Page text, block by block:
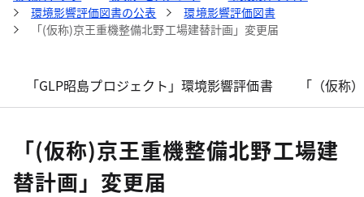
環境影響評価図書の公表
環境影響評価図書
「(仮称)京王重機整備北野工場建替計画」変更届
「GLP昭島プロジェクト」環境影響評価書 「（仮称
「(仮称)京王重機整備北野工場建
替計画」変更届